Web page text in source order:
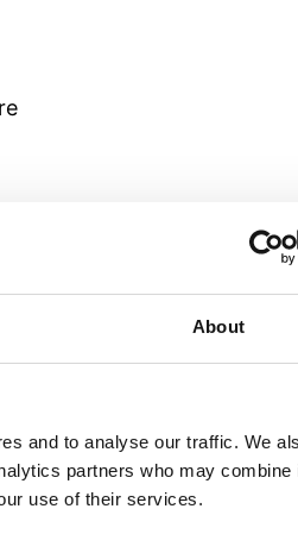
About
and to analyse our traffic. We
partners who may combine
use of their services.
burde derfor blive tilset
kan dog godt
overvægtig, kan du
fra fede fisk med
vil derfor være til gavn for